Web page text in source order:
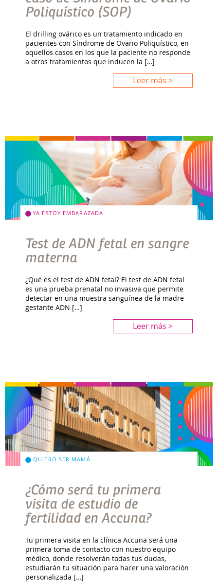
Poliquístico (SOP)
El drilling ovárico es un tratamiento indicado en
pacientes con Síndrome de Ovario Poliquístico, en
aquellos casos en los que la paciente no responde
a otros tratamientos que inducen la […]
Leer más >
YA ESTOY EMBARAZADA
Test de ADN fetal en sangre
materna
¿Qué es el test de ADN fetal? El test de ADN fetal
es una prueba prenatal no invasiva que permite
detectar en una muestra sanguínea de la madre
gestante ADN […]
Leer más >
QUIERO SER MAMÁ
¿Cómo será tu primera
visita de estudio de
fertilidad en Accuna?
Tu primera visita en la clínica Accuna será una
primera toma de contacto con nuestro equipo
médico, donde resolverán todas tus dudas,
estudiarán tu situación para hacer una valoración
personalizada […]